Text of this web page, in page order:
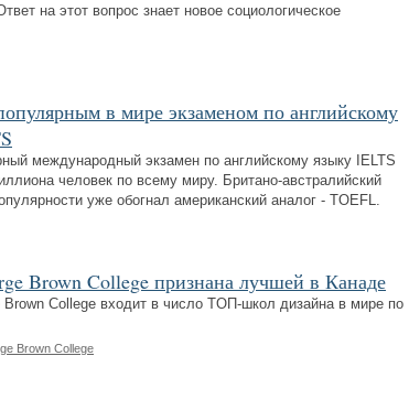
на этот вопрос знает новое социологическое
в мире экзаменом по английскому
международный экзамен по английскому языку IELTS
человек по всему миру. Британо-австралийский
уже обогнал американский аналог - TOEFL.
Brown College признана лучшей в Канаде
College входит в число TОП-школ дизайна в мире по
Brown College